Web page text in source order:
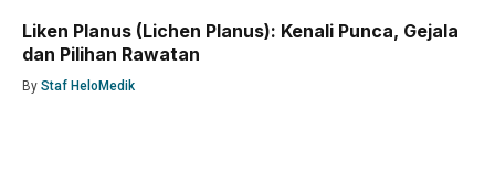
Liken Planus (Lichen Planus): Kenali Punca, Gejala
dan Pilihan Rawatan
By Staf HeloMedik